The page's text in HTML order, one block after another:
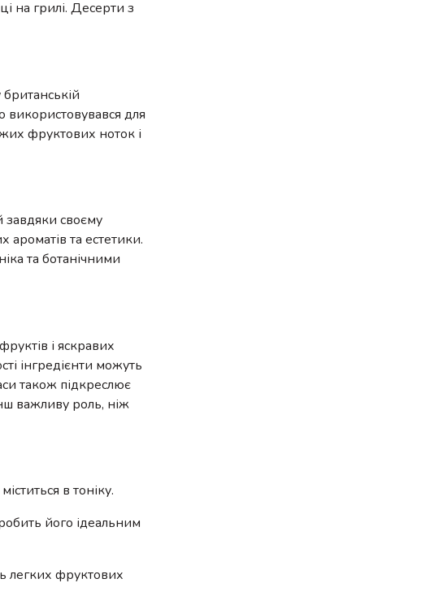
на грилі. Десерти з
використовувався для
фруктових ноток і
завдяки своєму
та естетики.
та ботанічними
і яскравих
інгредієнти можуть
також підкреслює
важливу роль, ніж
в тоніку.
його ідеальним
легких фруктових